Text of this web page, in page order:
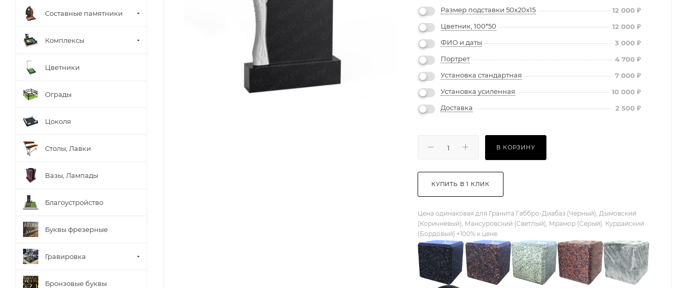
Размер подставки 50х20х15 12 000 ₽
Цветник, 100*50
12 000 ₽
ФИО и даты
3 000 ₽
Портрет
4 700 ₽
Установка стандартная
7 000 ₽
Установка усиленная
10 000 ₽
Доставка
2 500 ₽
В КОРЗИНУ
КУПИТЬ В 1 КЛИК
Цена одинаковая для Гранита Габбро-Диабаз (Черный), Дымовский
(Коричневый), Мансуровский (Светлый), Мрамор (Серый). Курдайский
(Бордовый) +100% к цене.
Составные памятники
Комплексы
Цветники
Ограды
Цоколя
Столы, Лавки
Вазы, Лампады
Благоустройство
Буквы фрезерные
Гравировка
Бронзовые буквы